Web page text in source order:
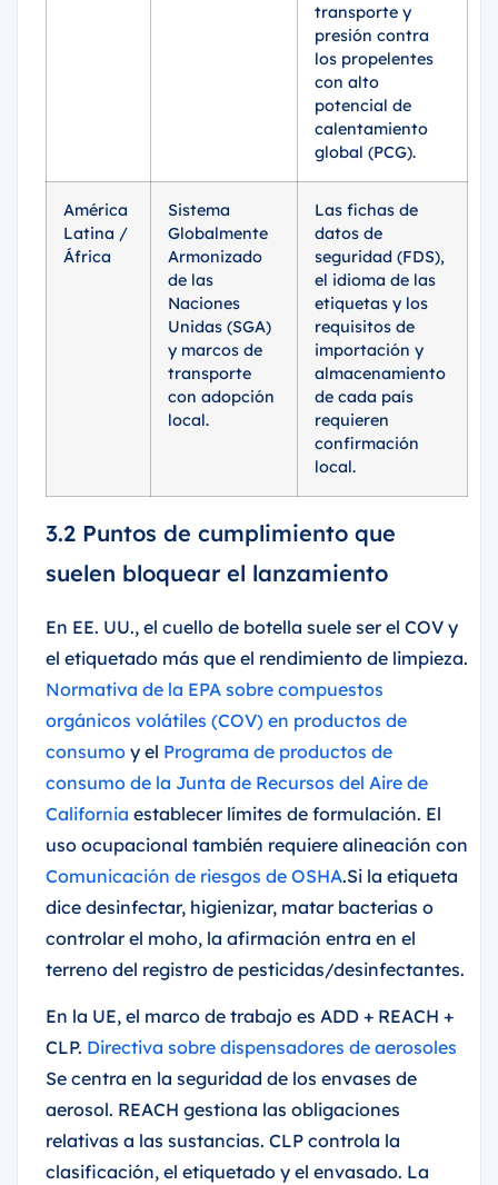
transporte y
presión contra
los propelentes
con alto
potencial de
calentamiento
global (PCG).
América
Latina /
África
Sistema
Globalmente
Armonizado
de las
Naciones
Unidas (SGA)
y marcos de
transporte
con adopción
local.
Las fichas de
datos de
seguridad (FDS),
el idioma de las
etiquetas y los
requisitos de
importación y
almacenamiento
de cada país
requieren
confirmación
local.
3.2 Puntos de cumplimiento que
suelen bloquear el lanzamiento
En EE. UU., el cuello de botella suele ser el COV y
el etiquetado más que el rendimiento de limpieza.
Normativa de la EPA sobre compuestos
orgánicos volátiles (COV) en productos de
consumo y el Programa de productos de
consumo de la Junta de Recursos del Aire de
California establecer límites de formulación. El
uso ocupacional también requiere alineación con
Comunicación de riesgos de OSHA.Si la etiqueta
dice desinfectar, higienizar, matar bacterias o
controlar el moho, la afirmación entra en el
terreno del registro de pesticidas/desinfectantes.
En la UE, el marco de trabajo es ADD + REACH +
CLP. Directiva sobre dispensadores de aerosoles
Se centra en la seguridad de los envases de
aerosol. REACH gestiona las obligaciones
relativas a las sustancias. CLP controla la
clasificación, el etiquetado y el envasado. La